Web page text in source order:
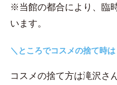
※当館の都合により、臨
います。
＼ところでコスメの捨て時は
コスメの捨て方は滝沢さ